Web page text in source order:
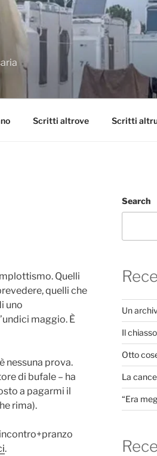
Scritti altrove Scritti
Quelli
quelli che
uno
maggio. È
nessuna prova.
di bufale – ha
a pagarmi il
rima).
.
Search
Un
Il
Otto
La
“Era